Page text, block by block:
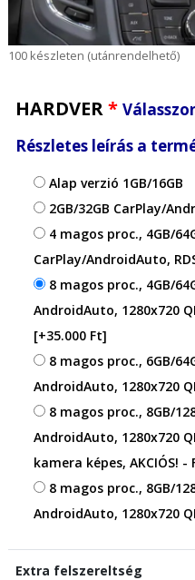
100 készleten (utánrendelhető)
HARDVER*
Részletes leírás a
Alap verzió 1GB/16GB
2GB/32GB CarPlay/
4 magos proc., 4GB/
CarPlay/AndroidAuto,
8 magos proc., 4GB/
AndroidAuto, 1280x720
[+35.000 Ft]
8 magos proc., 6GB/
AndroidAuto, 1280x720
8 magos proc., 8GB/
AndroidAuto, 1280x720
kamera képes, AKCIÓS!
8 magos proc., 8GB/
AndroidAuto, 1280x720
Extra felszereltség